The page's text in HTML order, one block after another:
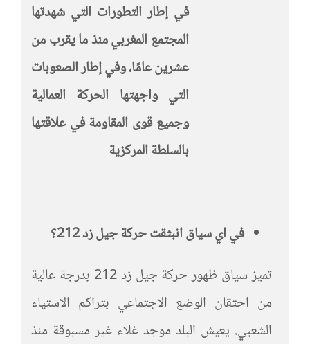
في إطار التطورات التي شهدتها
المجتمع المغربي منذ ما يقرب من
عشرين عامًا، وفي إطار الصعوبات
التي واجهتها الحركة العمالية
وجميع قوى المقاومة في علاقتها
بالسلطة المركزية
في اي سياق انبثقت حركة جيل زد 212؟
تميز سياق ظهور حركة جيل زد 212 بدرجة عالية
من احتقان الوضع الاجتماعي بتراكم الاستياء
الشعبي. يعيش البلد موجد غلاء غير مسبوقة منذ